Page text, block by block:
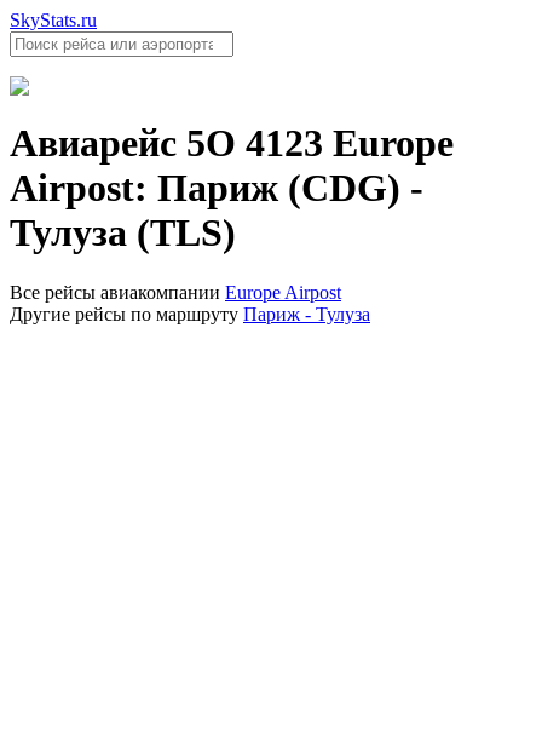
SkyStats.ru
Авиарейс 5O 4123 Europe
Airpost: Париж (CDG) -
Тулуза (TLS)
Все рейсы авиакомпании Europe Airpost
Другие рейсы по маршруту Париж - Тулуза